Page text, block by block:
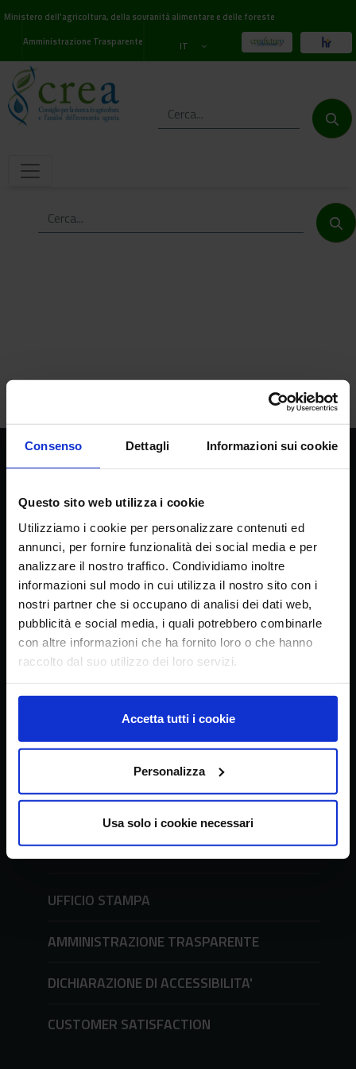
Consenso Dettagli Informazioni sui cookie
Questo sito web utilizza i cookie
Utilizziamo i cookie per personalizzare contenuti ed
annunci, per fornire funzionalità dei social media e per
analizzare il nostro traffico. Condividiamo inoltre
informazioni sul modo in cui utilizza il nostro sito con i
nostri partner che si occupano di analisi dei dati web,
pubblicità e social media, i quali potrebbero combinarle
con altre informazioni che ha fornito loro o che hanno
raccolto dal suo utilizzo dei loro servizi.
Accetta tutti i cookie
Personalizza
Usa solo i cookie necessari
Ministero dell'agricoltura, della sovranità alimentare e delle foreste
Amministrazione Trasparente
IT
Consiglio per la ricerca in agricoltura e
l’analisi dell’economia agraria
Sede principale
Via della Navicella 2/4, 00184 Roma
Partita IVA 08183101008
C.F.: 97231970589
Contatti
emailcrea@crea.gov.it
URP - Ufficio Relazioni con il Pubblico
tel. + 39 06 51494600
UFFICIO STAMPA
AMMINISTRAZIONE TRASPARENTE
DICHIARAZIONE DI ACCESSIBILITA'
CUSTOMER SATISFACTION